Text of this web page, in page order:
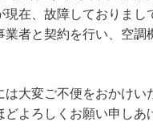
現在、故障しておりまし
業者と契約を行い、空調
は大変ご不便をおかけい
よろしくお願い申しあ